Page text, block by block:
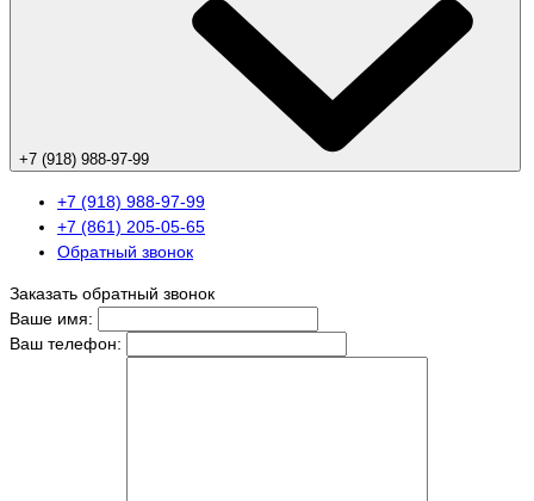
+7 (918) 988-97-99
+7 (918) 988-97-99
+7 (861) 205-05-65
Обратный звонок
Заказать обратный звонок
Ваше имя:
Ваш телефон: